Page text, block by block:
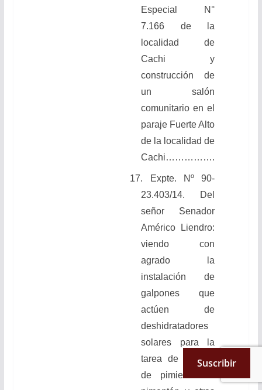
Especial N°
7.166 de la
localidad de
Cachi y
construcción de
un salón
comunitario en el
paraje Fuerte Alto
de la localidad de
Cachi…………….
17. Expte. Nº 90-
23.403/14. Del
señor Senador
Américo Liendro:
viendo con
agrado la
instalación de
galpones que
actúen de
deshidratadores
solares para la
tarea de secado
de pimiento de
Suscribir